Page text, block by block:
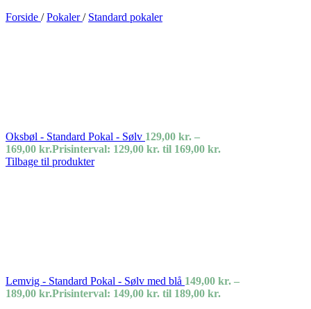
Forside / Pokaler/ Standard pokaler
Oksbøl - Standard Pokal - Sølv 129,00 kr. –
169,00 kr.Prisinterval: 129,00 kr. til 169,00 kr.
Tilbage til produkter
Lemvig - Standard Pokal - Sølv med blå 149,00 kr. –
189,00 kr.Prisinterval: 149,00 kr. til 189,00 kr.